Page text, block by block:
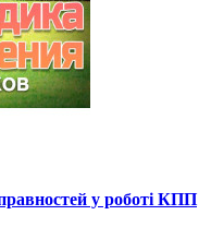
у роботі КПП